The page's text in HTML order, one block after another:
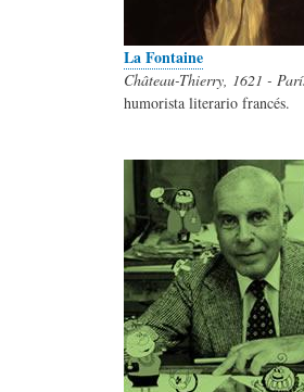
La Fontaine
Château-Thierry, 1621 -
humorista literario francés.